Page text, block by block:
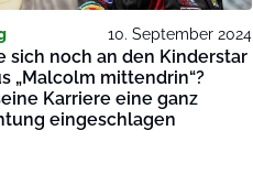
10. September 2024
sich noch an den Kinderstar
„Malcolm mittendrin“?
Karriere eine ganz
eingeschlagen